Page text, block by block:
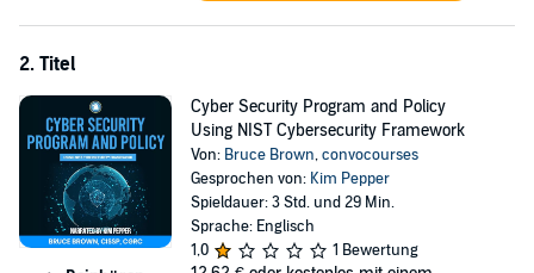
Intricacies of framework profiles: Grasp the nuances of Target
the broader scope of NIST CSF.
Decoding implementation tiers: Explore each implementation
tier, interpreting every facet through the lens of an
experienced professional.
TheNIST Cybersecurity Framework, intelligently designed to
synchronize with top-tier industry practices, is a treasure trove for
all cybersecurity enthusiasts, IT professionals, or organizational
2. Titel
Cyber Security Program and Policy
Using NIST Cybersecurity Framework
Von: Bruce Brown,convocourses
Gesprochen von: Kim Pepper
Spieldauer: 3 Std. und 29 Min.
Sprache: Englisch
1,0
1 Bewertung